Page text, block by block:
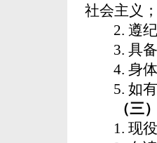
社会主义
2. 遵
3. 具
4. 身
5. 如
（三
1. 现